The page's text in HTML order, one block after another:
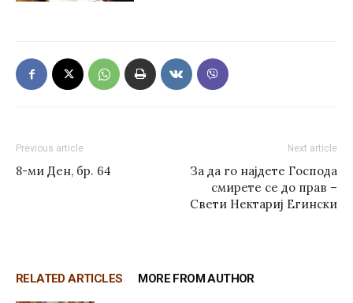
Previous article
8-ми Ден, бр. 64
Next article
За да го најдете Господа
смирете се до прав –
Свети Нектариј Егински
RELATED ARTICLES MORE FROM AUTHOR